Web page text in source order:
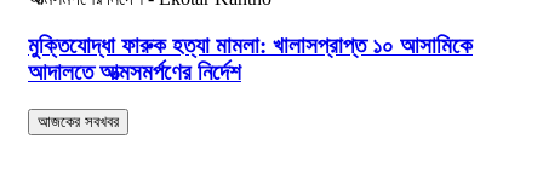
মুক্তিযোদ্ধা ফারুক হত্যা মামলা: খালাসপ্রাপ্ত ১০ আসামিকে
আদালতে আত্মসমর্পণের নির্দেশ